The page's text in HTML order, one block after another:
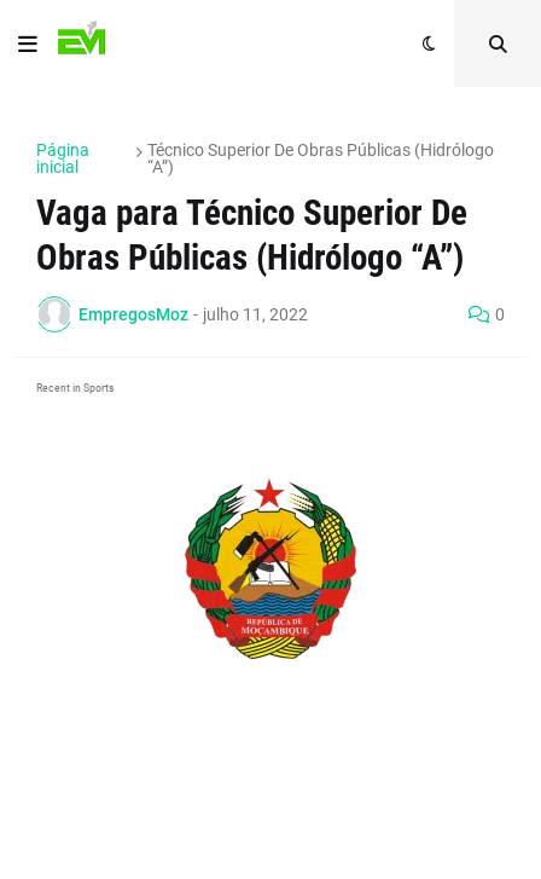
Página
inicial
Técnico Superior De Obras Públicas (Hidrólogo
“A”)
Vaga para Técnico Superior De
Obras Públicas (Hidrólogo “A”)
EmpregosMoz - julho 11, 2022 0
Recent in Sports